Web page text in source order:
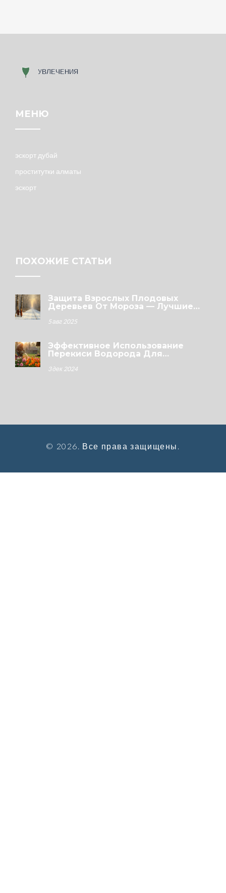
МЕНЮ
эскорт дубай
проститутки алматы
эскорт
ПОХОЖИЕ СТАТЬИ
Защита Взрослых Плодовых
Деревьев От Мороза — Лучшие
5 авг 2025
Эффективное Использование
Перекиси Водорода Для
3 дек 2024
© 2026. Все права защищены.